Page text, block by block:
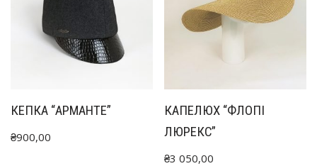
КЕПКА “АРМАНТЕ”
₴900,00
КАПЕЛЮХ “ФЛОПІ
ЛЮРЕКС”
₴3 050,00